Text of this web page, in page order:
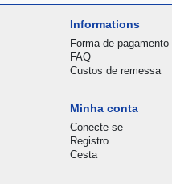
Informations
Forma de pagamento
FAQ
Custos de remessa
Minha conta
Conecte-se
Registro
Cesta